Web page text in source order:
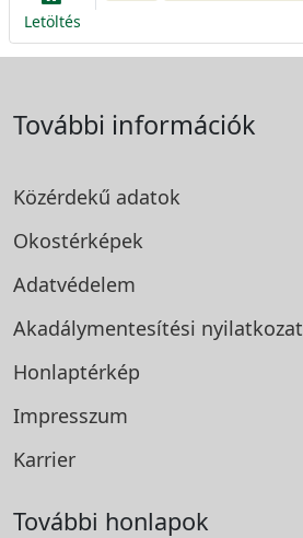
Letöltés
További információk
Közérdekű adatok
Okostérképek
Adatvédelem
Akadálymentesítési nyilatkozat
Honlaptérkép
Impresszum
Karrier
További honlapok